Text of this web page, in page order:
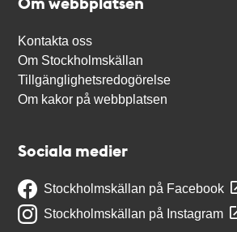
Kontakta oss
Om Stockholmskällan
Tillgänglighetsredogörelse
Om kakor på webbplatsen
Sociala medier
Stockholmskällan på Facebook
Stockholmskällan på Instagram